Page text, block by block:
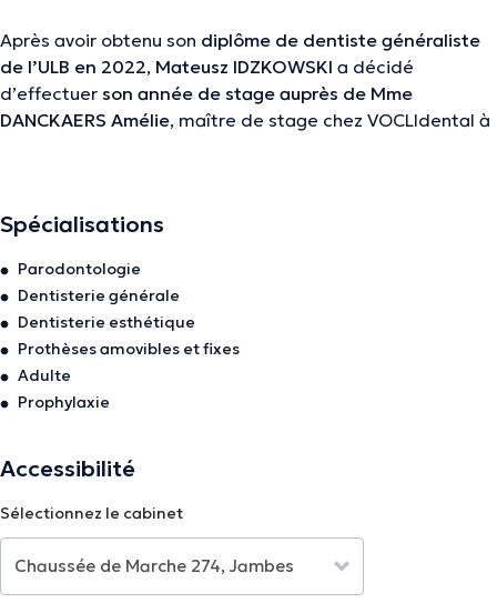
Après avoir obtenu son diplôme de dentiste généraliste
de l’ULB en 2022, Mateusz IDZKOWSKI a décidé
d’effectuer son année de stage auprès de Mme
DANCKAERS Amélie, maître de stage chez VOCLIdental à
générale etaspire à continuer sa formation dans les
domaines de l’endodontie
prothétiques, de la dentisterie esthétique ainsi que de la
parodontologie.
Il est heureux de mettre son
son métier afin de prendre en charge au mieux les
patients de VOCLIdental.
La description a été éditée par l'équipe de Doctoranytime et se base sur des
Spécialisations
Parodontologie
Dentisterie générale
Dentisterie esthétique
Prothèses amovibles et fixes
Adulte
Prophylaxie
Accessibilité
Sélectionnez le cabinet